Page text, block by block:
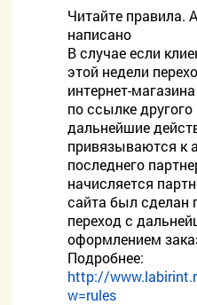
Читайте правила.
написано
В случае если
этой недели
интернет-
по ссылке другого
дальнейшие
привязываются к
последнего
начисляется
сайта был сделан
переход с
оформлением
Подробнее:
http://
w=rules